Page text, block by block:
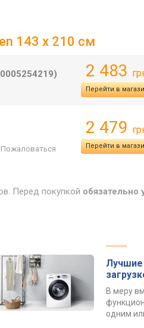
143 x 210 см
2 483
Перейти в
Пожаловаться
2 479
Перейти в
Перед покупкой
В меру
одним